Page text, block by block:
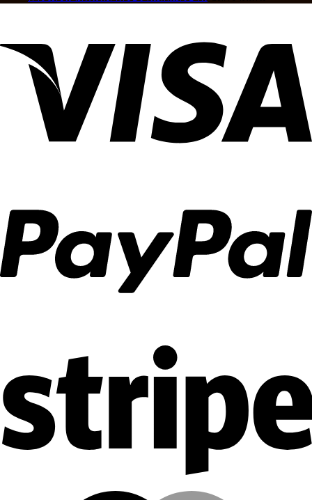
คุณ
แสง
อย่าง
ลงตัว
ม่าน
Ca
Decor
สำหรับ
งาน
ตกแต่ง
บ้าน